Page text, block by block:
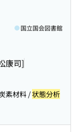
康司]
国立国会図書館
素材料 /状態分析